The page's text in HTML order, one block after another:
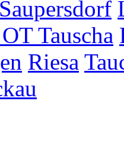
Tauscha
Riesa